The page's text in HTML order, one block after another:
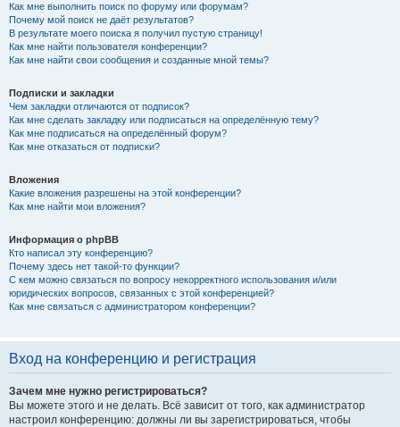
Как мне выполнить поиск по форуму или форумам?
Почему мой поиск не даёт результатов?
В результате моего поиска я получил пустую страницу!
Как мне найти пользователя конференции?
Как мне найти свои сообщения и созданные мной темы?
Подписки и закладки
Чем закладки отличаются от подписок?
Как мне сделать закладку или подписаться на определённую тему?
Как мне подписаться на определённый форум?
Как мне отказаться от подписки?
Вложения
Какие вложения разрешены на этой конференции?
Как мне найти мои вложения?
Информация о phpBB
Кто написал эту конференцию?
Почему здесь нет такой-то функции?
С кем можно связаться по вопросу некорректного использования и/или
юридических вопросов, связанных с этой конференцией?
Как мне связаться с администратором конференции?
Вход на конференцию и регистрация
Зачем мне нужно регистрироваться?
Вы можете этого и не делать. Всё зависит от того, как администратор
настроил конференцию: должны ли вы зарегистрироваться, чтобы